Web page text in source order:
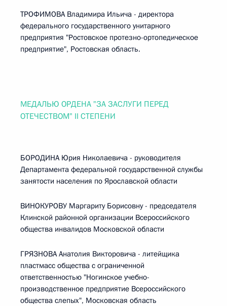
ТРОФИМОВА Владимира Ильича - директора
федерального государственного унитарного
предприятия "Ростовское протезно-ортопедическое
предприятие", Ростовская область.
МЕДАЛЬЮ ОРДЕНА "ЗА ЗАСЛУГИ ПЕРЕД
ОТЕЧЕСТВОМ" II СТЕПЕНИ
БОРОДИНА Юрия Николаевича - руководителя
Департамента федеральной государственной службы
занятости населения по Ярославской области
ВИНОКУРОВУ Маргариту Борисовну - председателя
Клинской районной организации Всероссийского
общества инвалидов Московской области
ГРЯЗНОВА Анатолия Викторовича - литейщика
пластмасс общества с ограниченной
ответственностью "Ногинское учебно-
производственное предприятие Всероссийского
общества слепых", Московская область